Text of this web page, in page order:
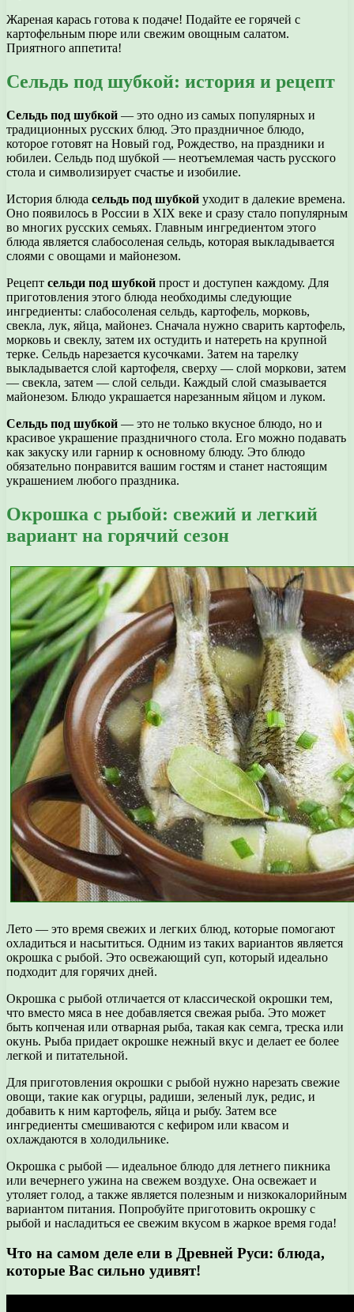
Жареная карась готова к подаче! Подайте ее горячей с
картофельным пюре или свежим овощным салатом.
Приятного аппетита!
Сельдь под шубкой: история и рецепт
Сельдь под шубкой — это одно из самых популярных и
традиционных русских блюд. Это праздничное блюдо,
которое готовят на Новый год, Рождество, на праздники и
юбилеи. Сельдь под шубкой — неотъемлемая часть русского
стола и символизирует счастье и изобилие.
История блюда сельдь под шубкой уходит в далекие времена.
Оно появилось в России в XIX веке и сразу стало популярным
во многих русских семьях. Главным ингредиентом этого
блюда является слабосоленая сельдь, которая выкладывается
слоями с овощами и майонезом.
Рецепт сельди под шубкой прост и доступен каждому. Для
приготовления этого блюда необходимы следующие
ингредиенты: слабосоленая сельдь, картофель, морковь,
свекла, лук, яйца, майонез. Сначала нужно сварить картофель,
морковь и свеклу, затем их остудить и натереть на крупной
терке. Сельдь нарезается кусочками. Затем на тарелку
выкладывается слой картофеля, сверху — слой моркови, затем
— свекла, затем — слой сельди. Каждый слой смазывается
майонезом. Блюдо украшается нарезанным яйцом и луком.
Сельдь под шубкой — это не только вкусное блюдо, но и
красивое украшение праздничного стола. Его можно подавать
как закуску или гарнир к основному блюду. Это блюдо
обязательно понравится вашим гостям и станет настоящим
украшением любого праздника.
Окрошка с рыбой: свежий и легкий
вариант на горячий сезон
Лето — это время свежих и легких блюд, которые помогают
охладиться и насытиться. Одним из таких вариантов является
окрошка с рыбой. Это освежающий суп, который идеально
подходит для горячих дней.
Окрошка с рыбой отличается от классической окрошки тем,
что вместо мяса в нее добавляется свежая рыба. Это может
быть копченая или отварная рыба, такая как семга, треска или
окунь. Рыба придает окрошке нежный вкус и делает ее более
легкой и питательной.
Для приготовления окрошки с рыбой нужно нарезать свежие
овощи, такие как огурцы, радиши, зеленый лук, редис, и
добавить к ним картофель, яйца и рыбу. Затем все
ингредиенты смешиваются с кефиром или квасом и
охлаждаются в холодильнике.
Окрошка с рыбой — идеальное блюдо для летнего пикника
или вечернего ужина на свежем воздухе. Она освежает и
утоляет голод, а также является полезным и низкокалорийным
вариантом питания. Попробуйте приготовить окрошку с
рыбой и насладиться ее свежим вкусом в жаркое время года!
Что на самом деле ели в Древней Руси: блюда,
которые Вас сильно удивят!